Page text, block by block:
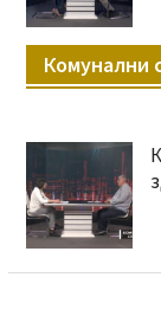
Комунални